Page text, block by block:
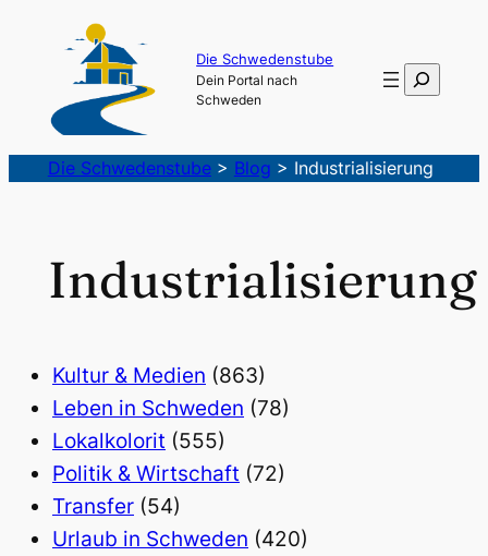
Die Schwedenstube
Dein Portal nach
Schweden
Suchen
Die Schwedenstube> Blog > Industrialisierung
Industrialisierung
Kultur & Medien (863)
Leben in Schweden (78)
Lokalkolorit (555)
Politik & Wirtschaft (72)
Transfer (54)
Urlaub in Schweden (420)